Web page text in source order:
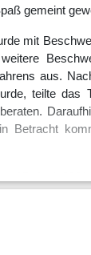
gemeint
mit
aus.
teilte
Betracht
€